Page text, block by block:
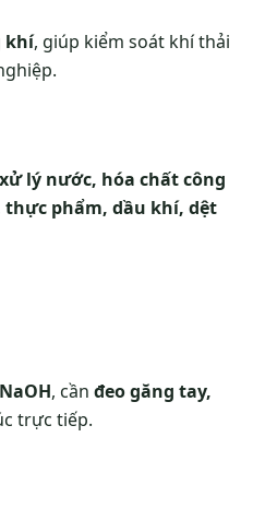
khí, giúp kiểm soát khí thải
xử lý nước, hóa chất công
thực phẩm, dầu khí, dệt
NaOH, cần đeo găng tay,
trực tiếp.